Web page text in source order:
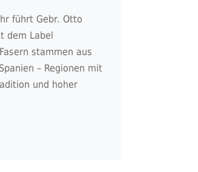
führt Gebr. Otto
dem Label
stammen aus
– Regionen mit
und hoher